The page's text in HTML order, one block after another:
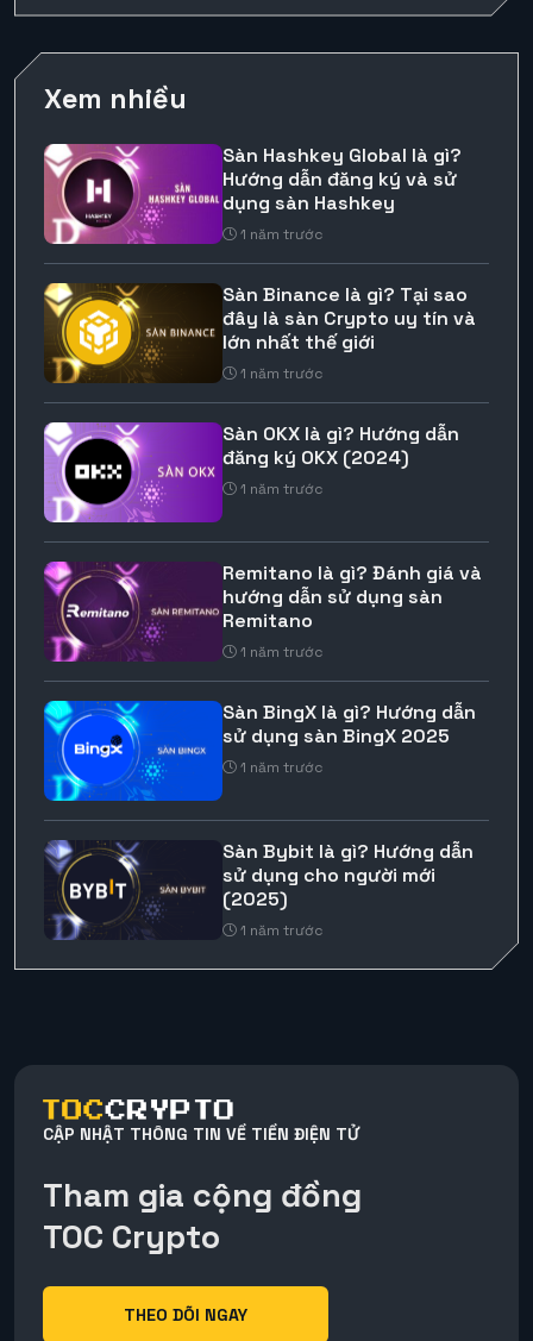
Xem nhiều
Sàn Hashkey Global là gì?
Hướng dẫn đăng ký và sử
dụng sàn Hashkey
1 năm trước
Sàn Binance là gì? Tại sao
đây là sàn Crypto uy tín và
lớn nhất thế giới
1 năm trước
Sàn OKX là gì? Hướng dẫn
đăng ký OKX (2024)
1 năm trước
Remitano là gì? Đánh giá và
hướng dẫn sử dụng sàn
Remitano
1 năm trước
Sàn BingX là gì? Hướng dẫn
sử dụng sàn BingX 2025
1 năm trước
Sàn Bybit là gì? Hướng dẫn
sử dụng cho người mới
(2025)
1 năm trước
CẬP NHẬT THÔNG TIN VỀ TIỀN ĐIỆN TỬ
Tham gia cộng đồng
TOC Crypto
THEO DÕI NGAY